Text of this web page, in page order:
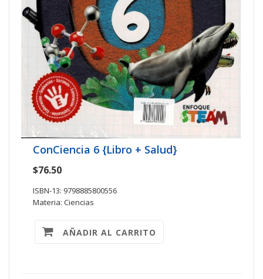
ConCiencia 6 {Libro + Salud}
$76.50
ISBN-13: 9798885800556
Materia: Ciencias
AÑADIR AL CARRITO